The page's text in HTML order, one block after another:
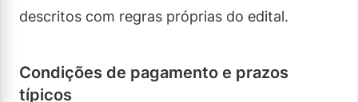
descritos com regras próprias do edital.
Condições de pagamento e prazos
típicos